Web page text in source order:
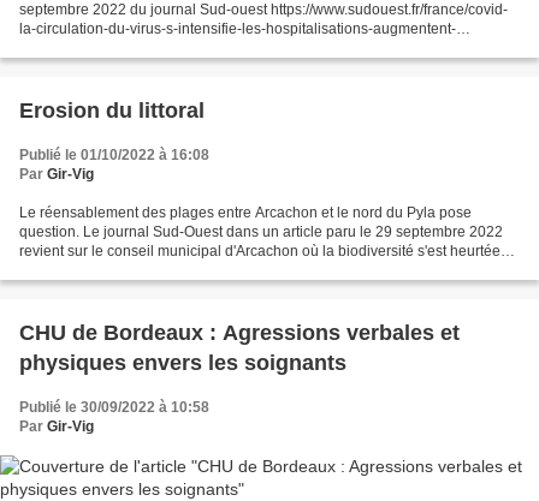
septembre 2022 du journal Sud-ouest https://www.sudouest.fr/france/covid-
la-circulation-du-virus-s-intensifie-les-hospitalisations-augmentent-
Erosion du littoral
Publié le 01/10/2022 à 16:08
Par Gir-Vig
Le réensablement des plages entre Arcachon et le nord du Pyla pose
question. Le journal Sud-Ouest dans un article paru le 29 septembre 2022
revient sur le conseil municipal d'Arcachon où la biodiversité s'est heurtée
CHU de Bordeaux : Agressions verbales et
physiques envers les soignants
Publié le 30/09/2022 à 10:58
Par Gir-Vig